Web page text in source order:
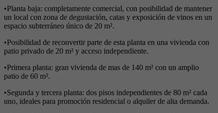
•Planta baja: completamente comercial, con posibilidad de mantener
un local con zona de degustación, catas y exposición de vinos en un
espacio subterráneo único de 20 m².
•Posibilidad de reconvertir parte de esta planta en una vivienda con
patio privado de 20 m² y acceso independiente.
•Primera planta: gran vivienda de mas de 140 m² con un amplio
patio de 60 m².
•Segunda y tercera planta: dos pisos independientes de 80 m² cada
uno, ideales para promoción residencial o alquiler de alta demanda.